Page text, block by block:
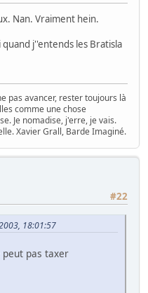
Nan. Vraiment hein.
j''entends les Bratisla
pas avancer, rester toujours là
comme une chose
Je nomadise, j'erre, je vais.
Xavier Grall, Barde Imaginé.
#22
18:01:57
peut pas taxer